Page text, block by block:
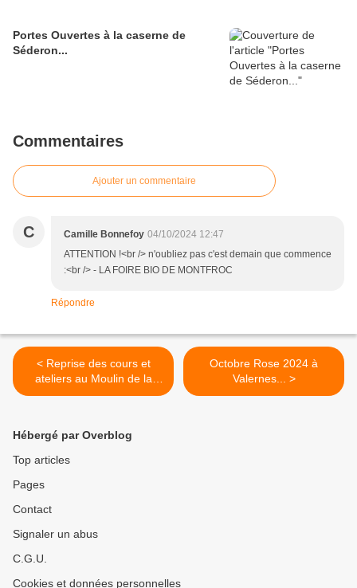
Portes Ouvertes à la caserne de
Séderon...
Commentaires
Ajouter un commentaire
C Camille Bonnefoy 04/10/2024 12:47
ATTENTION !<br /> n'oubliez pas c'est demain que commence
:<br /> - LA FOIRE BIO DE MONTFROC
Répondre
< Reprise des cours et
ateliers au Moulin de la
Viorne...
Octobre Rose 2024 à
Valernes... >
Hébergé par Overblog
Top articles
Pages
Contact
Signaler un abus
C.G.U.
Cookies et données personnelles